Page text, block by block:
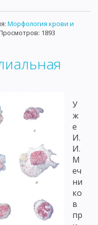
Морфология крови и
1893
У
ж
е
И.
И.
М
еч
ни
ко
в
пр